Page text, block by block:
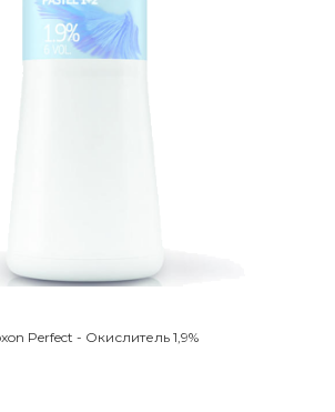
Wella Professional Welloxon Perfect - Окислитель 1,9%